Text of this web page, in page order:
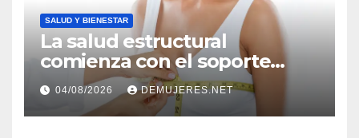
SALUD Y BIENESTAR
La salud estructural
comienza con el soporte
correcto: Caprice revela el
impacto de la lencería en la
salud física de las mujeres
04/08/2026 DEMUJERES.NET